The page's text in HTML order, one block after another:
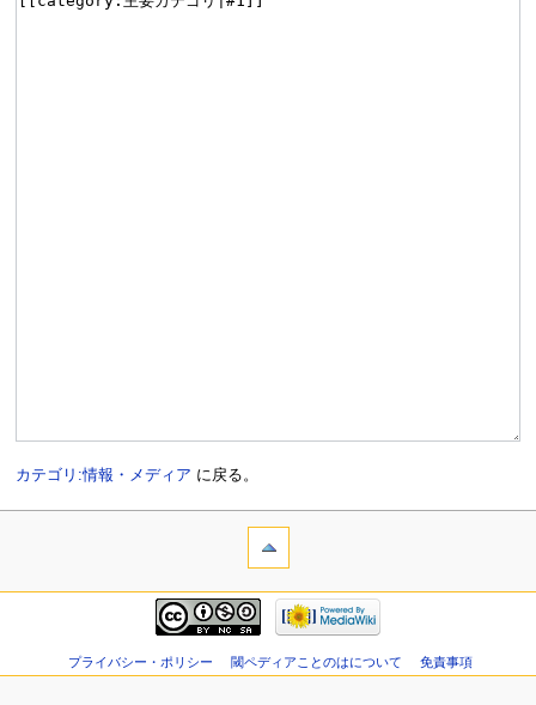
に
カテゴリ:情報・メディア に戻る。
プライバシー・ポリシー 閾ペディアことのはについて 免責事項